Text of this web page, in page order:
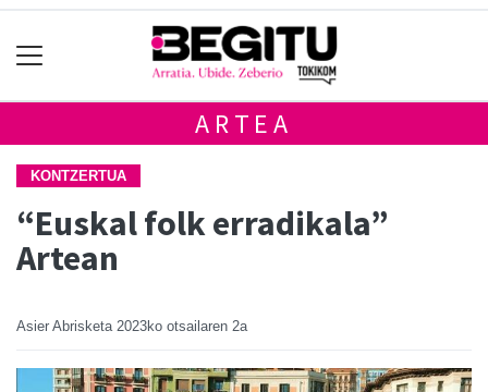
ARTEA
KONTZERTUA
“Euskal folk erradikala”
Artean
Asier Abrisketa 2023ko otsailaren 2a